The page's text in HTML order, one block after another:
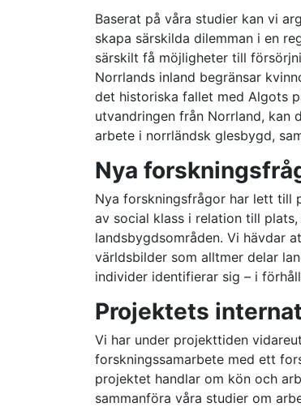
Baserat på våra studier kan vi
skapa särskilda dilemman i en
särskilt få möjligheter till
Norrlands inland begränsar
det historiska fallet med Algots
utvandringen från Norrland, kan
arbete i norrländsk glesbygd,
Nya
Nya forskningsfrågor har lett till
av social klass i relation till
landsbygdsområden. Vi hävdar
världsbilder som alltmer delar
individer identifierar sig – i
Projektets
Vi har under projekttiden
forskningssamarbete med ett
projektet handlar om kön och
sammanföra våra studier om